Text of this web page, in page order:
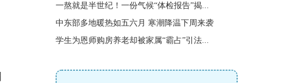
一熬就是半世纪！一份气候“体检报告”揭...
中东部多地暖热如五六月 寒潮降温下周来袭
学生为恩师购房养老却被家属“霸占”引法...